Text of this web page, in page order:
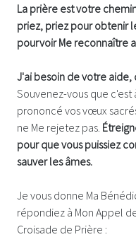
La prière est votre
priez, priez pour obtenir
pourvoir Me reconnaître
J'ai besoin de votre
Souvenez-vous que c'est
prononcé vos vœux
ne Me rejetez pas.
pour que vous puissiez
sauver les âmes.
Je vous donne Ma
répondiez à Mon Appel
Croisade de Prière :